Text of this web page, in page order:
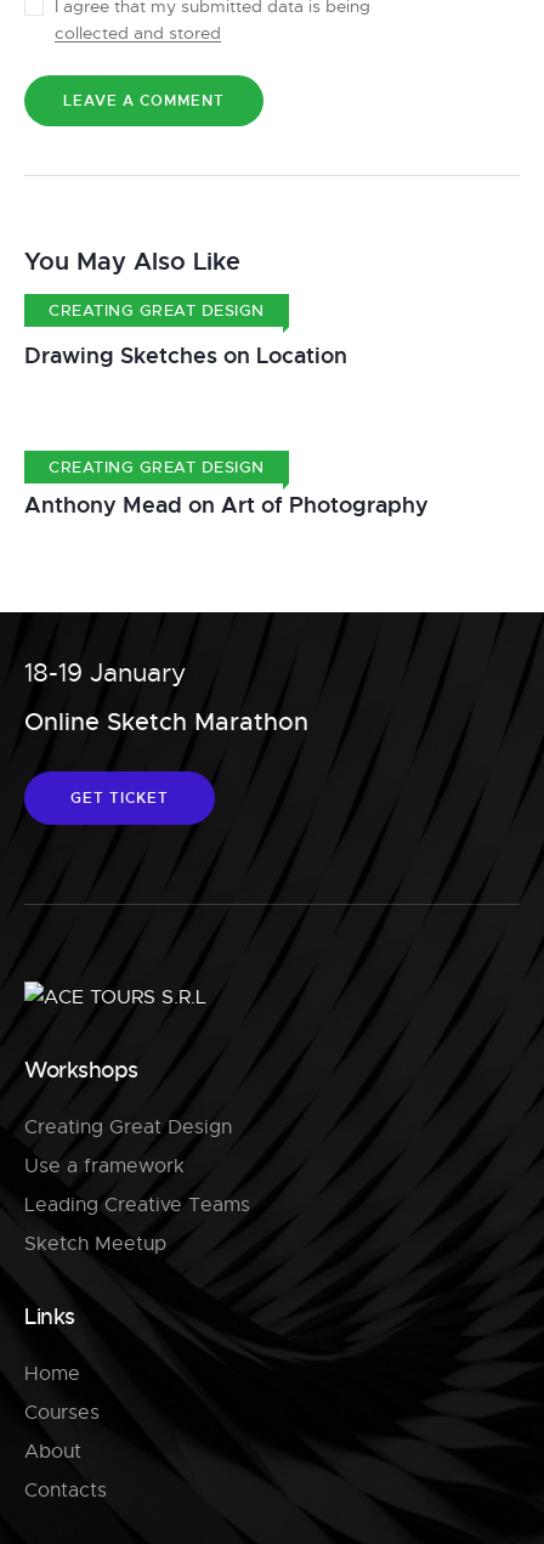
I agree that my submitted data is being
collected and stored
You May Also Like
CREATING GREAT DESIGN
Drawing Sketches on Location
N
T
H
A
C
e
k
r
Reproductor
de
CREATING GREAT DESIGN
Anthony Mead on Art of Photography
18-19 January
Online Sketch Marathon
GET TICKET
Workshops
Creating Great Design
Use a framework
Leading Creative Teams
Sketch Meetup
Links
Home
Courses
About
Contacts